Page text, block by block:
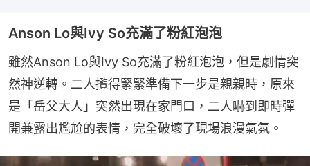
Anson Lo與Ivy So充滿了粉紅泡泡
雖然Anson Lo與Ivy So充滿了粉紅泡泡，但是劇情突
然神逆轉。二人攬得緊緊準備下一步是親親時，原來
是「岳父大人」突然出現在家門口，二人嚇到即時彈
開兼露出尷尬的表情，完全破壞了現場浪漫氣氛。